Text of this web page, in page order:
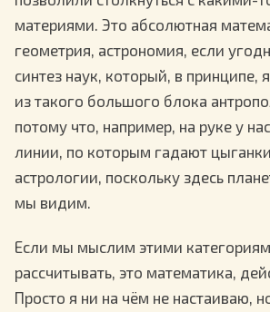
материями. Это абсолютная
геометрия, астрономия, если
синтез наук, который, в принципе,
из такого большого блока
потому что, например, на руке у
линии, по которым гадают
астрологии, поскольку здесь
мы видим.
Если мы мыслим этими
рассчитывать, это математика,
Просто я ни на чём не настаиваю,